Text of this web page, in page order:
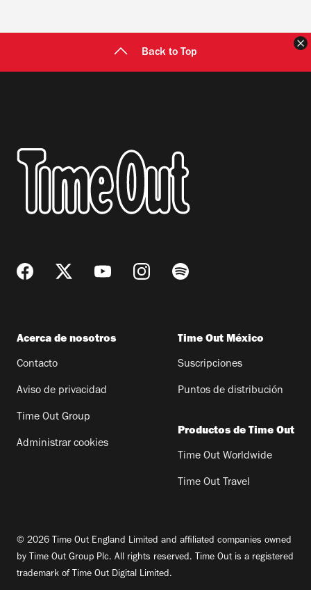
Back to Top
Acerca de nosotros
Contacto
Aviso de privacidad
Time Out Group
Administrar cookies
Time Out México
Suscripciones
Puntos de distribución
Productos de Time Out
Time Out Worldwide
Time Out Travel
© 2026 Time Out England Limited and affiliated companies owned
by Time Out Group Plc. All rights reserved. Time Out is a registered
trademark of Time Out Digital Limited.